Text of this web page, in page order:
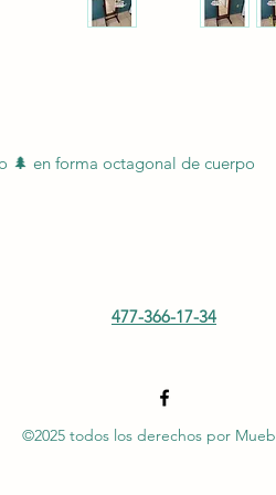
🌲 en forma octagonal de cuerpo
477-366-17-34
©2025 todos los derechos por